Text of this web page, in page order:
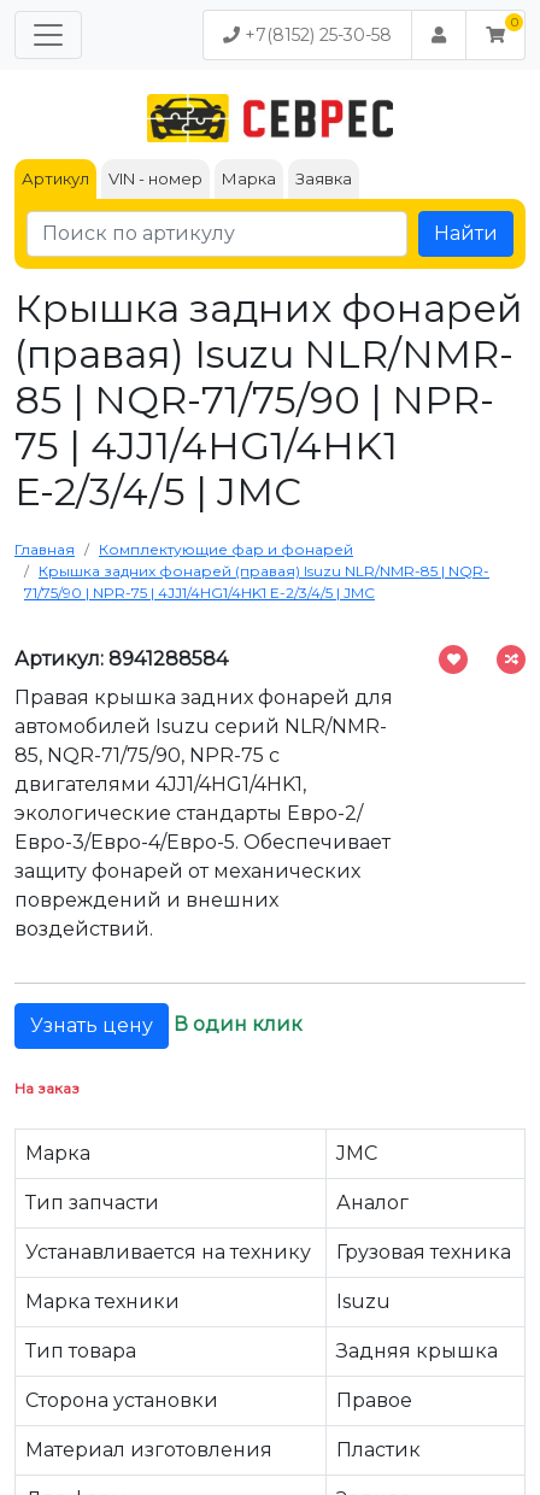
+7(8152) 25-30-58
Артикул VIN - номер Марка Заявка
Найти
Крышка задних фонарей
(правая) Isuzu NLR/NMR-
85 | NQR-71/75/90 | NPR-
75 | 4JJ1/4HG1/4HK1
Е-2/3/4/5 | JMC
Главная
Комплектующие фар и фонарей
Крышка задних фонарей (правая) Isuzu NLR/NMR-85 | NQR-
71/75/90 | NPR-75 | 4JJ1/4HG1/4HK1 Е-2/3/4/5 | JMC
Артикул: 8941288584
Правая крышка задних фонарей для
автомобилей Isuzu серий NLR/NMR-
85, NQR-71/75/90, NPR-75 с
двигателями 4JJ1/4HG1/4HK1,
экологические стандарты Евро-2/
Евро-3/Евро-4/Евро-5. Обеспечивает
защиту фонарей от механических
повреждений и внешних
воздействий.
Узнать цену В один клик
На заказ
Марка JMC
Тип запчасти Аналог
Устанавливается на технику Грузовая техника
Марка техники Isuzu
Тип товара Задняя крышка
Сторона установки Правое
Материал изготовления Пластик